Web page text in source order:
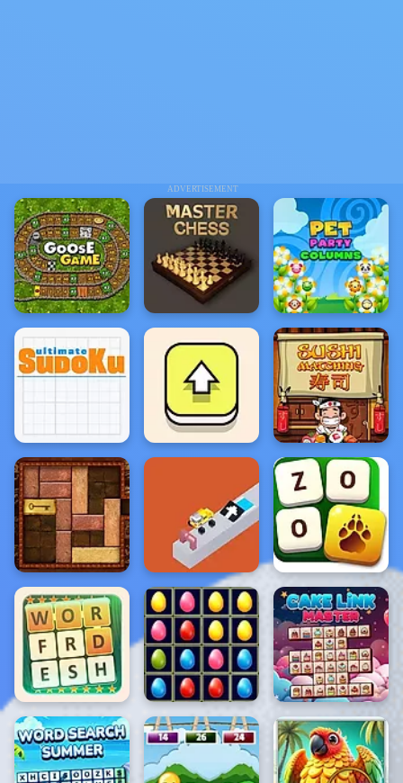
ADVERTISEMENT